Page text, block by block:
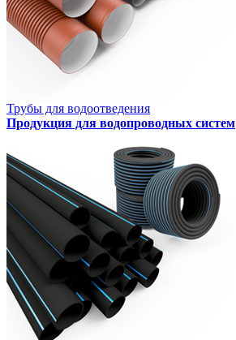
Трубы для водоотведения
Продукция для водопроводных систем